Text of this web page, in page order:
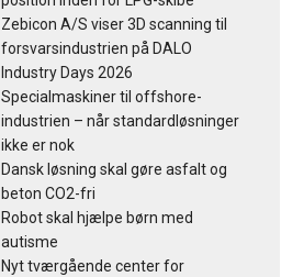
Zebicon A/S viser 3D scanning til
forsvarsindustrien på DALO
Industry Days 2026
Specialmaskiner til offshore-
industrien – når standardløsninger
ikke er nok
Dansk løsning skal gøre asfalt og
beton CO2-fri
Robot skal hjælpe børn med
autisme
Nyt tværgående center for